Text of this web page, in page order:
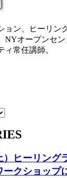
ョン、ヒーリン
NYオープンセ
ィ常任講師。
）ヒーリング
ークショップ